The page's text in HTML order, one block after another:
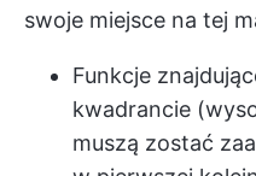
swoje miejsce na tej
Funkcje
kwadrancie
muszą zostać